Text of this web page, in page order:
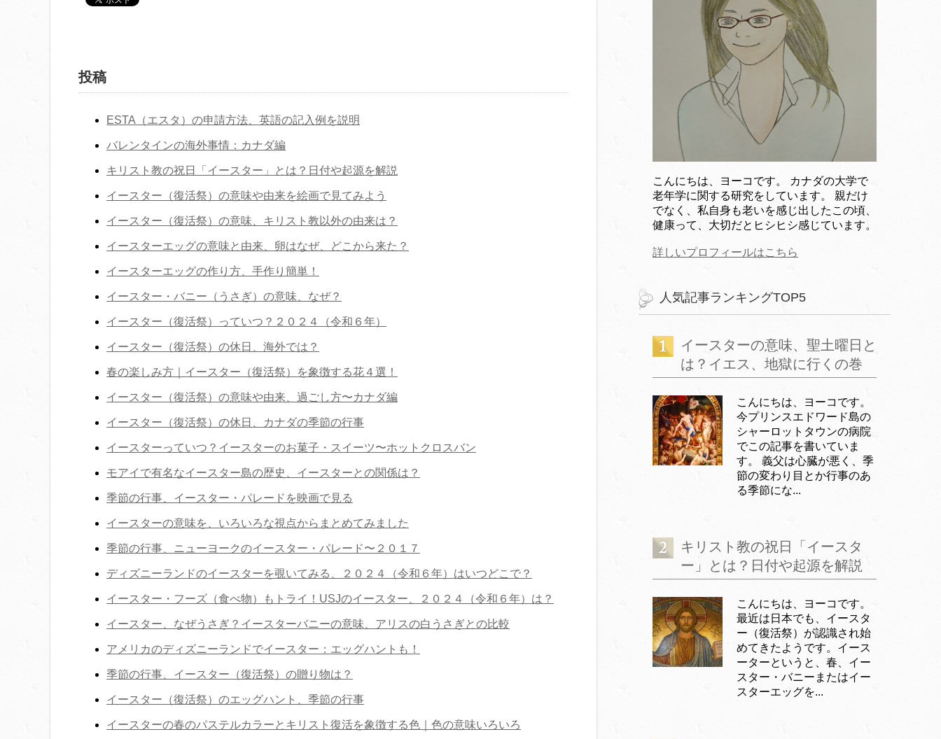
投稿
ESTA（エスタ）の申請方法、英語の記入例を説明
バレンタインの海外事情：カナダ編
キリスト教の祝日「イースター」とは？日付や起源を解説
イースター（復活祭）の意味や由来を絵画で見てみよう
イースター（復活祭）の意味、キリスト教以外の由来は？
イースターエッグの意味と由来、卵はなぜ、どこから来た？
イースターエッグの作り方、手作り簡単！
イースター・バニー（うさぎ）の意味、なぜ？
イースター（復活祭）っていつ？２０２４（令和６年）
イースター（復活祭）の休日、海外では？
春の楽しみ方｜イースター（復活祭）を象徴する花４選！
イースター（復活祭）の意味や由来、過ごし方〜カナダ編
イースター（復活祭）の休日、カナダの季節の行事
イースターっていつ？イースターのお菓子・スイーツ〜ホットクロスバン
モアイで有名なイースター島の歴史、イースターとの関係は？
季節の行事、イースター・パレードを映画で見る
イースターの意味を、いろいろな視点からまとめてみました
季節の行事、ニューヨークのイースター・パレード〜２０１７
ディズニーランドのイースターを覗いてみる、２０２４（令和６年）はいつどこで？
イースター・フーズ（食べ物）もトライ！USJのイースター、２０２４（令和６年）は？
イースター、なぜうさぎ？イースターバニーの意味、アリスの白うさぎとの比較
アメリカのディズニーランドでイースター：エッグハントも！
季節の行事、イースター（復活祭）の贈り物は？
イースター（復活祭）のエッグハント、季節の行事
イースターの春のパステルカラーとキリスト復活を象徴する色｜色の意味いろいろ
こんにちは、ヨーコです。 カナダの大学で
老年学に関する研究をしています。 親だけ
でなく、私自身も老いを感じ出したこの頃、
健康って、大切だとヒシヒシ感じています。
詳しいプロフィールはこちら
人気記事ランキングTOP5
イースターの意味、聖土曜日と
は？イエス、地獄に行くの巻
こんにちは、ヨーコです。
今プリンスエドワード島の
シャーロットタウンの病院
でこの記事を書いていま
す。 義父は心臓が悪く、季
節の変わり目とか行事のあ
る季節にな...
キリスト教の祝日「イースタ
ー」とは？日付や起源を解説
こんにちは、ヨーコです。
最近は日本でも、イースタ
ー（復活祭）が認識され始
めてきたようです。イース
ーターというと、春、イー
スター・バニーまたはイー
スターエッグを...